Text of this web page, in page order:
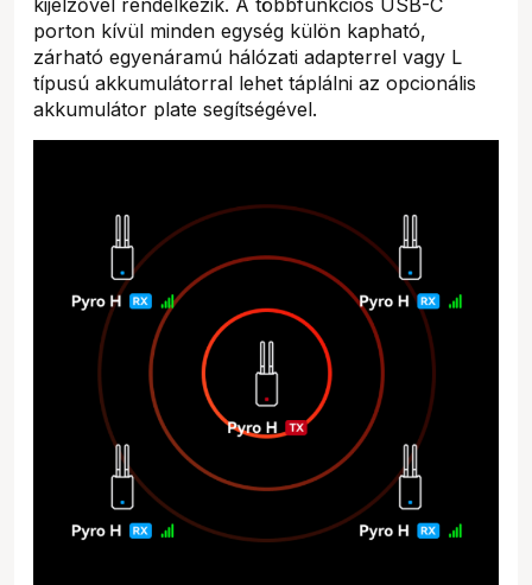
porton kívül minden egység külön kapható,
zárható egyenáramú hálózati adapterrel vagy L
típusú akkumulátorral lehet táplálni az opcionális
akkumulátor plate segítségével.